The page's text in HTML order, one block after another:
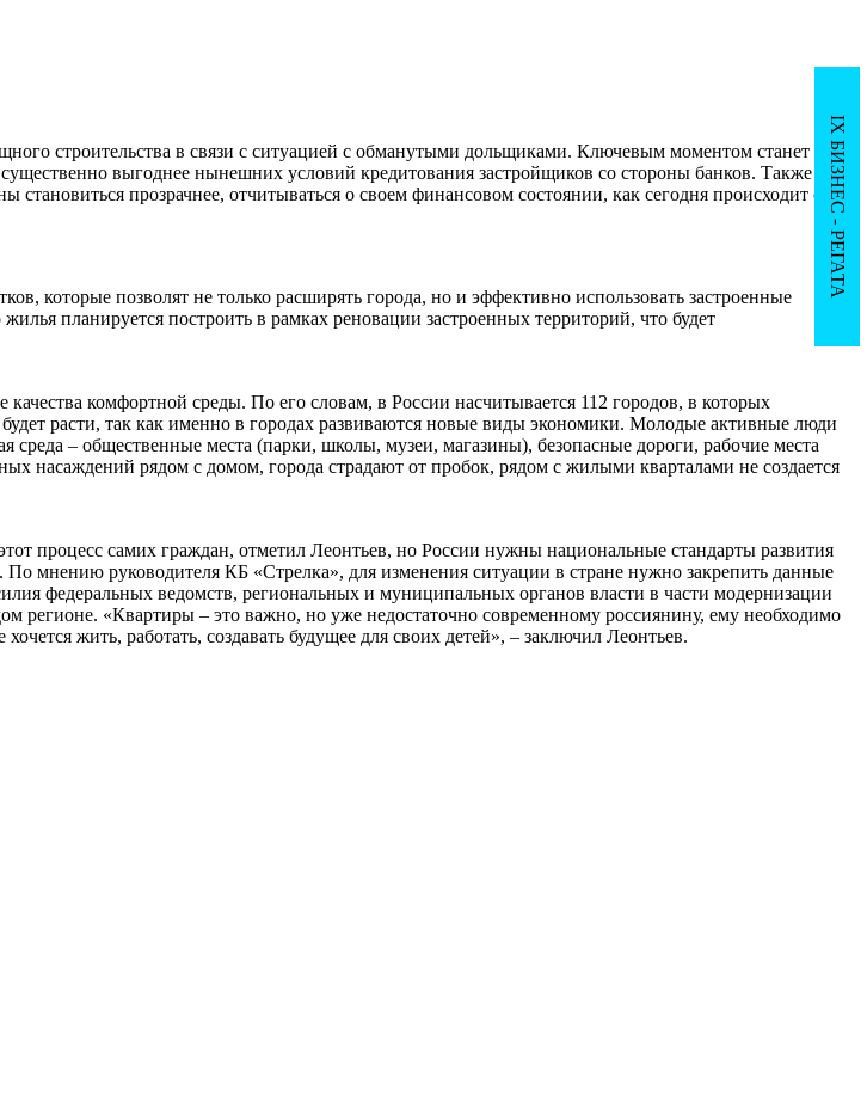
строительства в связи с ситуацией с обманутыми дольщиками. Ключевым моментом станет
выгоднее нынешних условий кредитования застройщиков со стороны банков. Также
прозрачнее, отчитываться о своем финансовом состоянии, как сегодня происходит с
которые позволят не только расширять города, но и эффективно использовать застроенные
планируется построить в рамках реновации застроенных территорий, что будет
комфортной среды. По его словам, в России насчитывается 112 городов, в которых
расти, так как именно в городах развиваются новые виды экономики. Молодые активные люди
– общественные места (парки, школы, музеи, магазины), безопасные дороги, рабочие места
насаждений рядом с домом, города страдают от пробок, рядом с жилыми кварталами не создается
процесс самих граждан, отметил Леонтьев, но России нужны национальные стандарты развития
мнению руководителя КБ «Стрелка», для изменения ситуации в стране нужно закрепить данные
федеральных ведомств, региональных и муниципальных органов власти в части модернизации
регионе. «Квартиры – это важно, но уже недостаточно современному россиянину, ему необходимо
жить, работать, создавать будущее для своих детей», – заключил Леонтьев.
IX БИЗНЕС - РЕГАТА